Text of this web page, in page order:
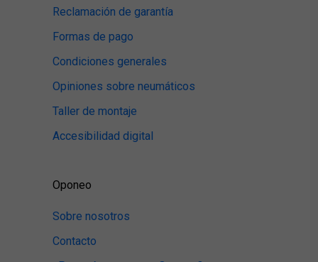
Reclamación de garantía
Formas de pago
Condiciones generales
Opiniones sobre neumáticos
Taller de montaje
Accesibilidad digital
Oponeo
Sobre nosotros
Contacto